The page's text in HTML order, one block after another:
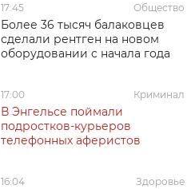
17:45 Общество
Более 36 тысяч балаковцев
сделали рентген на новом
оборудовании с начала года
17:00 Криминал
В Энгельсе поймали
подростков-курьеров
телефонных аферистов
16:04 Здоровье